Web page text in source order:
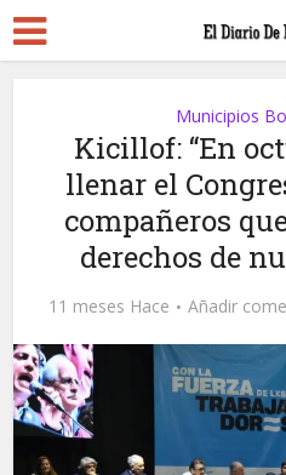
Municipios
Kicillof: “En
llenar el
compañeros
derechos de
11 meses Hace Añadir